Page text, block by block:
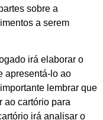
sobre a
a serem
irá elaborar o
apresentá-lo ao
lembrar que
ao cartório para
irá analisar o